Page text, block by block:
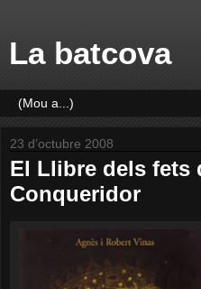
La batcova
23 d’octubre 2008
El Llibre dels fets
Conqueridor